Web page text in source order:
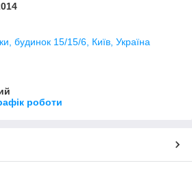
будинок 15/15/6, Київ, Україна
роботи